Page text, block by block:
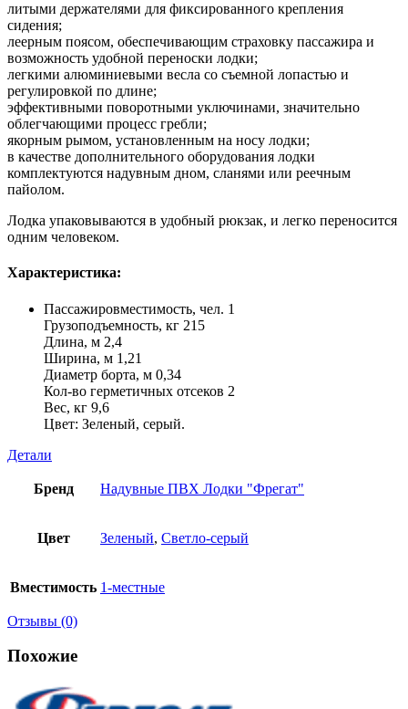
литыми держателями для фиксированного крепления
сидения;
леерным поясом, обеспечивающим страховку пассажира и
возможность удобной переноски лодки;
легкими алюминиевыми весла со съемной лопастью и
регулировкой по длине;
эффективными поворотными уключинами, значительно
облегчающими процесс гребли;
якорным рымом, установленным на носу лодки;
в качестве дополнительного оборудования лодки
комплектуются надувным дном, сланями или реечным
пайолом.
Лодка упаковываются в удобный рюкзак, и легко переносится
одним человеком.
Характеристика:
Пассажировместимость, чел. 1
Грузоподъемность, кг 215
Длина, м 2,4
Ширина, м 1,21
Диаметр борта, м 0,34
Кол-во герметичных отсеков 2
Вес, кг 9,6
Цвет: Зеленый, серый.
Детали
Бренд Надувные ПВХ Лодки "Фрегат"
Цвет Зеленый, Светло-серый
Вместимость 1-местные
Отзывы (0)
Похожие